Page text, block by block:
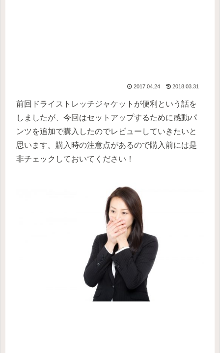
2017.04.24 2018.03.31
前回ドライストレッチジャケットが便利という話を
しましたが、今回はセットアップするために感動パ
ンツを追加で購入したのでレビューしていきたいと
思います。購入時の注意点があるので購入前には是
非チェックしておいてください！